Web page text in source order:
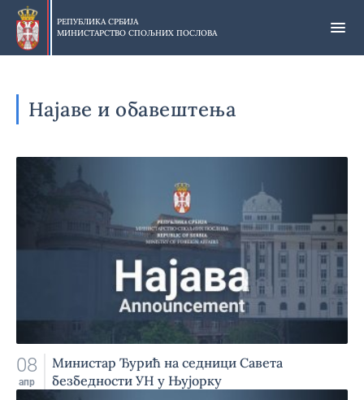
Прескочи
главни
део
РЕПУБЛИКА СРБИЈА
МИНИСТАРСТВО СПОЉНИХ ПОСЛОВА
Најаве и обавештења
08
апр
Министар Ђурић на седници Савета
безбедности УН у Њујорку